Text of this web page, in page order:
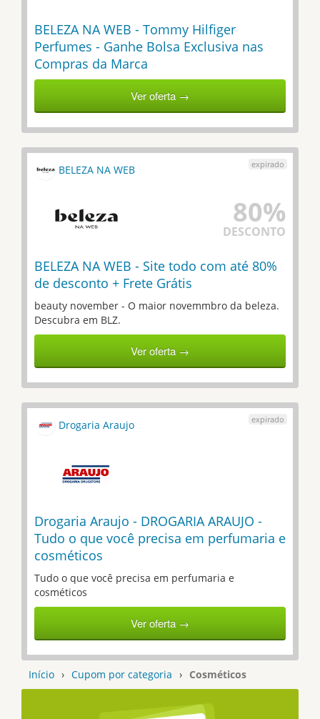
BELEZA NA WEB - Tommy Hilfiger
Perfumes - Ganhe Bolsa Exclusiva nas
Compras da Marca
Ver oferta →
BELEZA NA WEB
80%
DESCONTO
BELEZA NA WEB - Site todo com até 80%
de desconto + Frete Grátis
beauty november - O maior novemmbro da beleza.
Descubra em BLZ.
Ver oferta →
Drogaria Araujo
Drogaria Araujo - DROGARIA ARAUJO -
Tudo o que você precisa em perfumaria e
cosméticos
Tudo o que você precisa em perfumaria e
cosméticos
Ver oferta →
Início › Cupom por categoria › Cosméticos